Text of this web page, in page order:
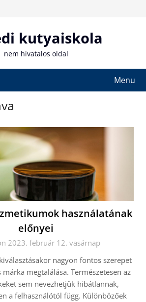
kutyaiskola
nem hivatalos oldal
Menu
használatának
előnyei
2023. február 12. vasárnap
nagyon fontos szerepet
megtalálása. Természetesen az
sem nevezhetjük hibátlannak,
a felhasználótól függ. Különbözőek